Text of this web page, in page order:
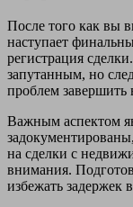
После того как вы
наступает
регистрация
запутанным, но
проблем завершить
Важным аспектом
на сделки с
внимания.
избежать задержек